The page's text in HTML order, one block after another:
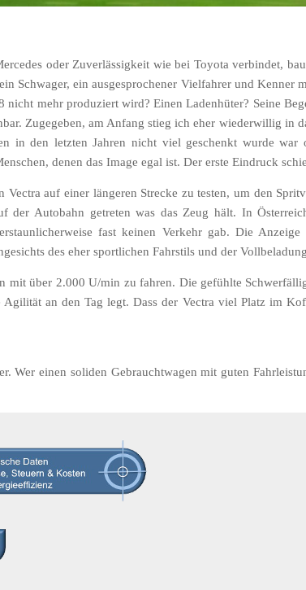
oder Zuverlässigkeit wie bei Toyota verbindet,
Schwager, ein ausgesprochener Vielfahrer und Kenner
nicht mehr produziert wird? Einen Ladenhüter? Seine
Zugegeben, am Anfang stieg ich eher wiederwillig in
in den letzten Jahren nicht viel geschenkt wurde
denen das Image egal ist. Der erste Eindruck
auf einer längeren Strecke zu testen, um den
der Autobahn getreten was das Zeug hält. In
fast keinen Verkehr gab. Die
des eher sportlichen Fahrstils und der
mit über 2.000 U/min zu fahren. Die gefühlte
an den Tag legt. Dass der Vectra viel Platz im
Wer einen soliden Gebrauchtwagen mit guten